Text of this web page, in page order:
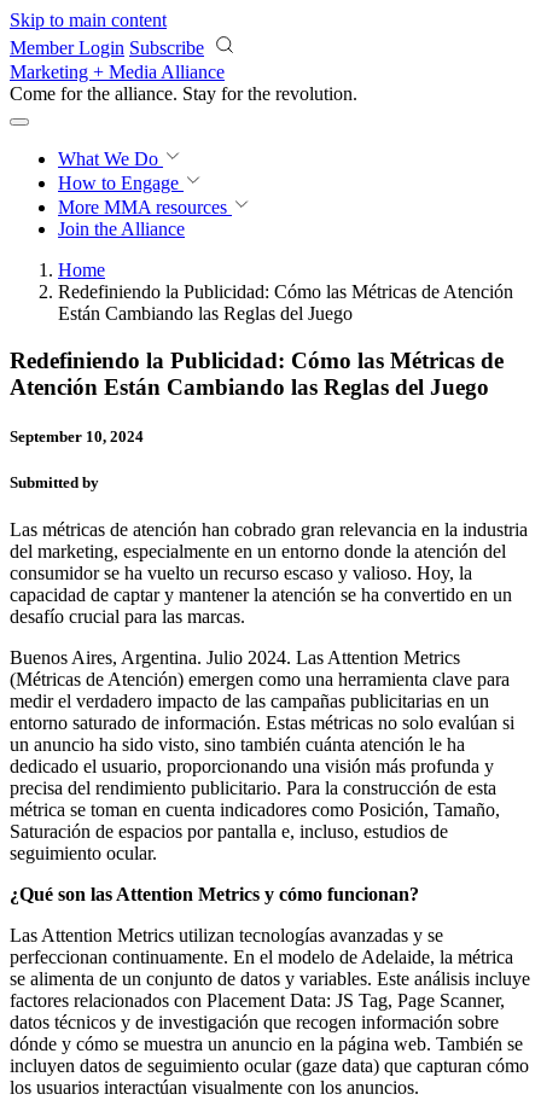
Skip to main content
Member Login Subscribe
Marketing + Media Alliance
Come for the alliance. Stay for the revolution.
What We Do
How to Engage
More MMA resources
Join the Alliance
Home
Redefiniendo la Publicidad: Cómo las Métricas de Atención
Están Cambiando las Reglas del Juego
Redefiniendo la Publicidad: Cómo las Métricas de
Atención Están Cambiando las Reglas del Juego
September 10, 2024
Submitted by
Las métricas de atención han cobrado gran relevancia en la industria
del marketing, especialmente en un entorno donde la atención del
consumidor se ha vuelto un recurso escaso y valioso. Hoy, la
capacidad de captar y mantener la atención se ha convertido en un
desafío crucial para las marcas.
Buenos Aires, Argentina. Julio 2024. Las Attention Metrics
(Métricas de Atención) emergen como una herramienta clave para
medir el verdadero impacto de las campañas publicitarias en un
entorno saturado de información. Estas métricas no solo evalúan si
un anuncio ha sido visto, sino también cuánta atención le ha
dedicado el usuario, proporcionando una visión más profunda y
precisa del rendimiento publicitario. Para la construcción de esta
métrica se toman en cuenta indicadores como Posición, Tamaño,
Saturación de espacios por pantalla e, incluso, estudios de
seguimiento ocular.
¿Qué son las Attention Metrics y cómo funcionan?
Las Attention Metrics utilizan tecnologías avanzadas y se
perfeccionan continuamente. En el modelo de Adelaide, la métrica
se alimenta de un conjunto de datos y variables. Este análisis incluye
factores relacionados con Placement Data: JS Tag, Page Scanner,
datos técnicos y de investigación que recogen información sobre
dónde y cómo se muestra un anuncio en la página web. También se
incluyen datos de seguimiento ocular (gaze data) que capturan cómo
los usuarios interactúan visualmente con los anuncios.